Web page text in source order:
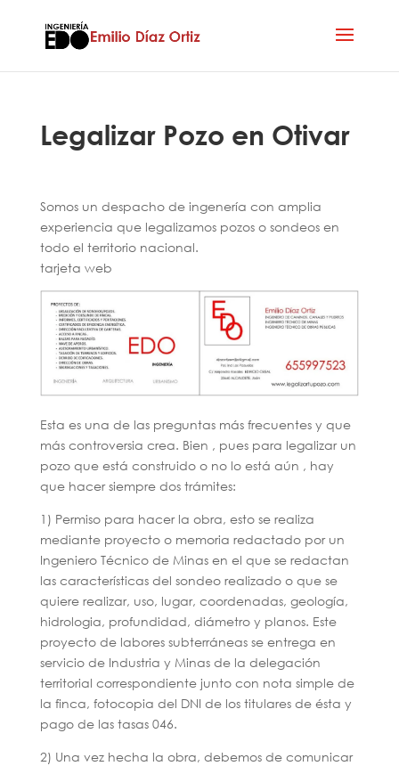
Legalizar Pozo en Otivar
Somos un despacho de ingenería con amplia
experiencia que legalizamos pozos o sondeos en
todo el territorio nacional.
tarjeta web
Esta es una de las preguntas más frecuentes y que
más controversia crea. Bien , pues para legalizar un
pozo que está construido o no lo está aún , hay
que hacer siempre dos trámites:
1) Permiso para hacer la obra, esto se realiza
mediante proyecto o memoria redactado por un
Ingeniero Técnico de Minas en el que se redactan
las características del sondeo realizado o que se
quiere realizar, uso, lugar, coordenadas, geología,
hidrologia, profundidad, diámetro y planos. Este
proyecto de labores subterráneas se entrega en
servicio de Industria y Minas de la delegación
territorial correspondiente junto con nota simple de
la finca, fotocopia del DNI de los titulares de ésta y
pago de las tasas 046.
2) Una vez hecha la obra, debemos de comunicar